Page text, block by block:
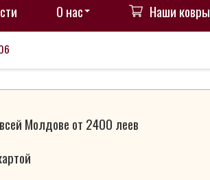
О нас Наши ковры
Молдове от 2400 леев